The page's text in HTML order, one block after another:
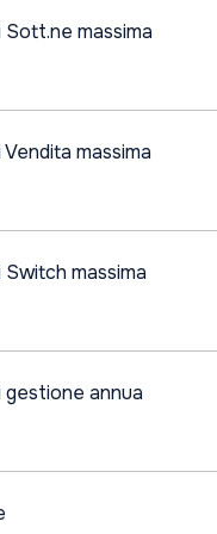
Sott.ne massima
massima
massima
gestione annua